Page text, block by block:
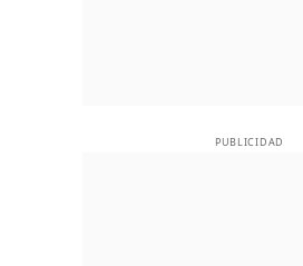
PUBLICIDAD